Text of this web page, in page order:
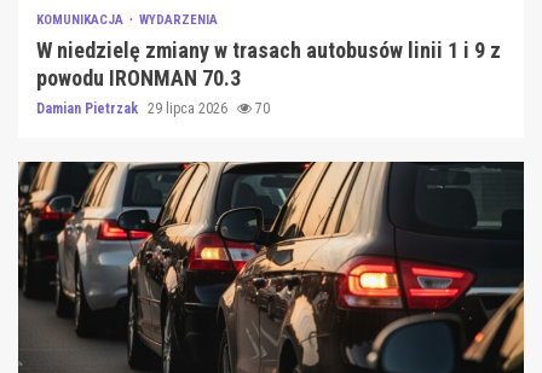
KOMUNIKACJA WYDARZENIA
W niedzielę zmiany w trasach autobusów linii 1 i 9 z
powodu IRONMAN 70.3
Damian Pietrzak 29 lipca 2026 70